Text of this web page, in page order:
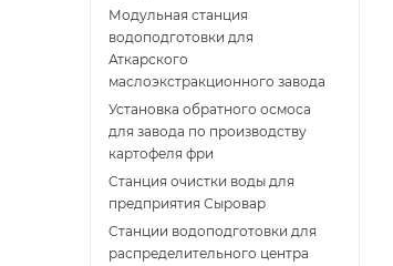
Модульная станция
водоподготовки для
Аткарского
маслоэкстракционного завода
Установка обратного осмоса
для завода по производству
картофеля фри
Cтанция очистки воды для
предприятия Сыровар
Cтанции водоподготовки для
распределительного центра